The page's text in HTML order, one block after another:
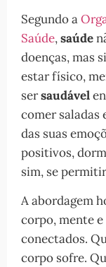
Segundo a
Saúde,saúde
doenças, mas
estar físico,
sersaudável
comer saladas
das suas
positivos,
sim, se
A abordagem
corpo, mente
conectados.
corpo sofre.